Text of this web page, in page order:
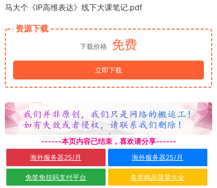
马大个《IP高维表达》线下大课笔记.pdf
资源下载
下载价格 免费
立即下载
------本页内容已结束，喜欢请分享------
海外服务器25/月 海外服务器25/月
免签免挂码支付平台 各类精品菠菜大全